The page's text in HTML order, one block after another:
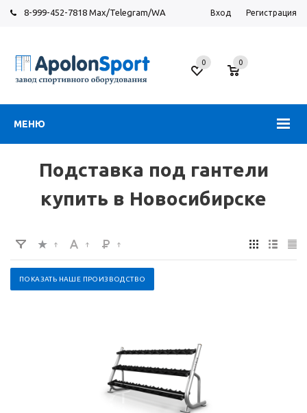
8-999-452-7818 Max/Telegram/WA Вход Регистрация
МЕНЮ
Новосибирск
ул.
0
0
Подставка под гантели
купить в Новосибирске
ПОКАЗАТЬ НАШЕ ПРОИЗВОДСТВО